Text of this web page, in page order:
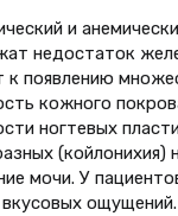
и
недостаток
к появлению
кожного
ногтевых
мочи. У